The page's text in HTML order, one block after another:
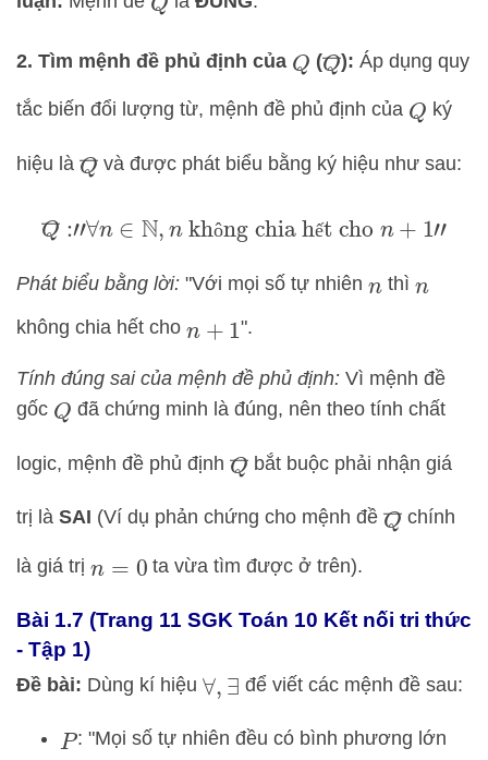
Q
2. Tìm mệnh đề phủ định của Q (Q―
): Áp dụng quy
tắc biến đổi lượng từ, mệnh đề phủ định của Q ký
hiệu là Q ―
và được phát biểu bằng ký hiệu như sau:
ô ế
Q ―:"∀ n∈N ,n không chia hết cho n+1"
Phát biểu bằng lời: "Với mọi số tự nhiên n thì n
không chia hết cho n+1 ".
Tính đúng sai của mệnh đề phủ định: Vì mệnh đề
gốc Q đã chứng minh là đúng, nên theo tính chất
logic, mệnh đề phủ định Q ―
bắt buộc phải nhận giá
trị là SAI (Ví dụ phản chứng cho mệnh đề Q ―
chính
là giá trị n=0 ta vừa tìm được ở trên).
Bài 1.7 (Trang 11 SGK Toán 10 Kết nối tri thức
- Tập 1)
Đề bài: Dùng kí hiệu ∀, ∃ để viết các mệnh đề sau:
P: "Mọi số tự nhiên đều có bình phương lớn